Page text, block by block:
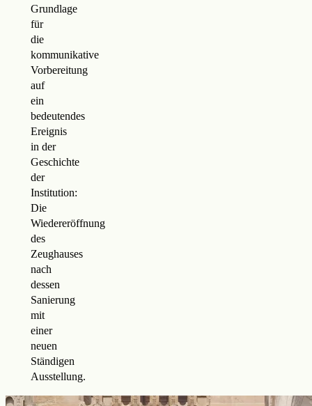
Grundlage
für
die
kommunikative
Vorbereitung
auf
ein
bedeutendes
Ereignis
in der
Geschichte
der
Institution:
Die
Wiedereröffnung
des
Zeughauses
nach
dessen
Sanierung
mit
einer
neuen
Ständigen
Ausstellung.